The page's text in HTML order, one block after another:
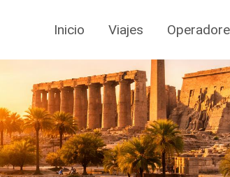
Inicio Viajes